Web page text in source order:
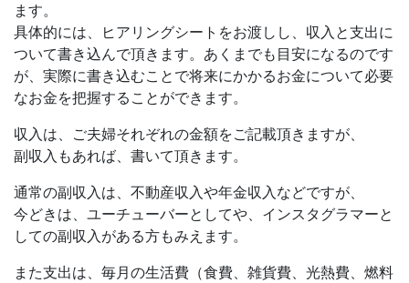
ます。
具体的には、ヒアリングシートをお渡しし、収入と支出に
ついて書き込んで頂きます。あくまでも目安になるのです
が、実際に書き込むことで将来にかかるお金について必要
なお金を把握することができます。
収入は、ご夫婦それぞれの金額をご記載頂きますが、
副収入もあれば、書いて頂きます。
通常の副収入は、不動産収入や年金収入などですが、
今どきは、ユーチューバーとしてや、インスタグラマーと
しての副収入がある方もみえます。
また支出は、毎月の生活費（食費、雑貨費、光熱費、燃料